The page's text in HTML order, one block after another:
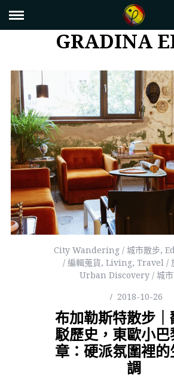
GRADINA
City Wandering / 城市散步,
/ 編輯蒐貨, Living, Travel /
Urban Discovery / 城
2018-10-26
布加勒斯特散步
駁歷史，東歐小
章：硬派氛圍裡
調